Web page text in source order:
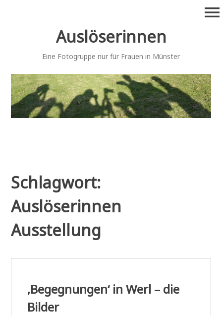
Auslöserinnen
Eine Fotogruppe nur für Frauen in Münster
menu
Schlagwort:
Auslöserinnen
Ausstellung
‚Begegnungen‘ in Werl – die
Bilder